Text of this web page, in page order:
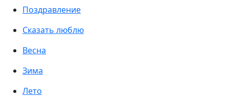
Поздравление
Сказать люблю
Весна
Зима
Лето